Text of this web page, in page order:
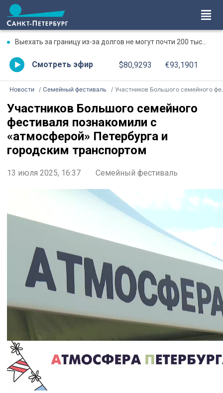
Выехать за границу из-за долгов не могут почти 200 тысяч петербуржцев
Смотреть эфир $80,9293 €93,1901
Новости Семейный фестиваль Участников Большого семейного фестиваля познакомили с «атмосферой» Петербурга и городским транспортом
Участников Большого семейного
фестиваля познакомили с
«атмосферой» Петербурга и
городским транспортом
13 июля 2025, 16:37 Семейный фестиваль